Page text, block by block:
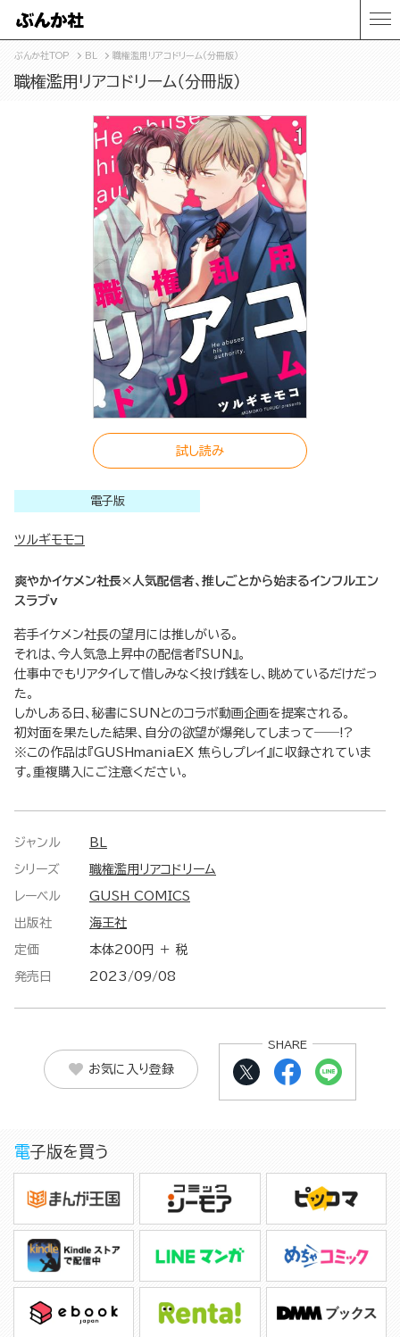
ぶんか社TOP BL 職権濫用リアコドリーム（分冊版）
職権濫用リアコドリーム（分冊版）
試し読み
電子版
ツルギモモコ
爽やかイケメン社長×人気配信者、推しごとから始まるインフルエン
スラブv
若手イケメン社長の望月には推しがいる。
それは、今人気急上昇中の配信者『SUN』。
仕事中でもリアタイして惜しみなく投げ銭をし、眺めているだけだっ
た。
しかしある日、秘書にSUNとのコラボ動画企画を提案される。
初対面を果たした結果、自分の欲望が爆発してしまって――!?
※この作品は『GUSHmaniaEX 焦らしプレイ』に収録されていま
す。重複購入にご注意ください。
ジャンル BL
シリーズ 職権濫用リアコドリーム
レーベル GUSH COMICS
出版社 海王社
定価 本体200円 ＋ 税
発売日 2023/09/08
お気に入り登録
SHARE
電子版を買う